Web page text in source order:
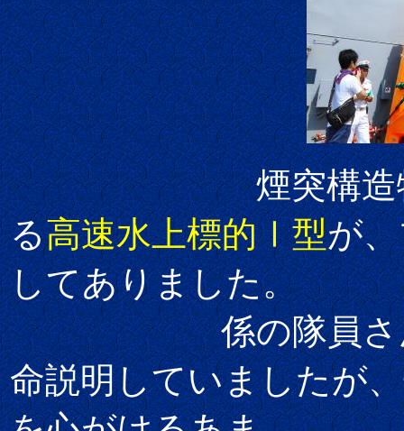
煙突構造物の脇
る高速水上標的Ⅰ型が
してありました。
係の隊員さ
命説明していましたが